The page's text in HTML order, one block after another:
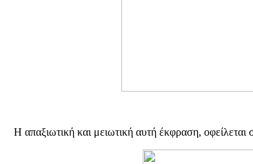
Η απαξιωτική και μειωτική αυτή έκφραση, οφείλεται